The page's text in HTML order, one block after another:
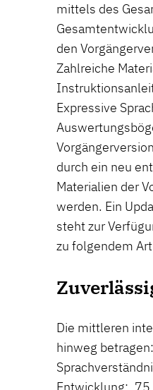
mittels des
den
Zahlreiche
Expressive
durch ein neu
Materialien der
werden. Ein
steht zur
zu folgendem
Die mittleren
hinweg